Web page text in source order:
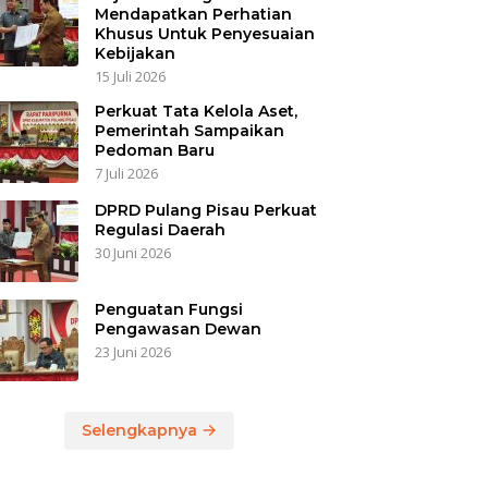
Mendapatkan Perhatian
Khusus Untuk Penyesuaian
Kebijakan
15 Juli 2026
Perkuat Tata Kelola Aset,
Pemerintah Sampaikan
Pedoman Baru
7 Juli 2026
DPRD Pulang Pisau Perkuat
Regulasi Daerah
30 Juni 2026
Penguatan Fungsi
Pengawasan Dewan
23 Juni 2026
Selengkapnya